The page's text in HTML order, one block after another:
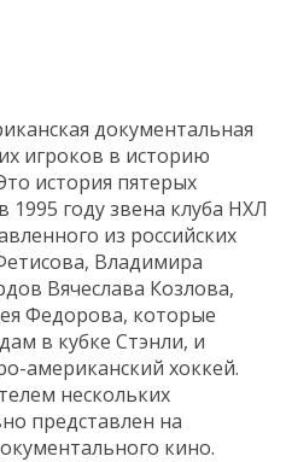
документальная
игроков в историю
история пятерых
1995 году звена клуба НХЛ
из российских
Владимира
Вячеслава Козлова,
Федорова, которые
в кубке Стэнли, и
американский хоккей.
нескольких
представлен на
кино.